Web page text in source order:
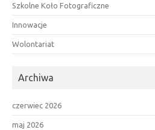
Szkolne Koło Fotograficzne
Innowacje
Wolontariat
Archiwa
czerwiec 2026
maj 2026